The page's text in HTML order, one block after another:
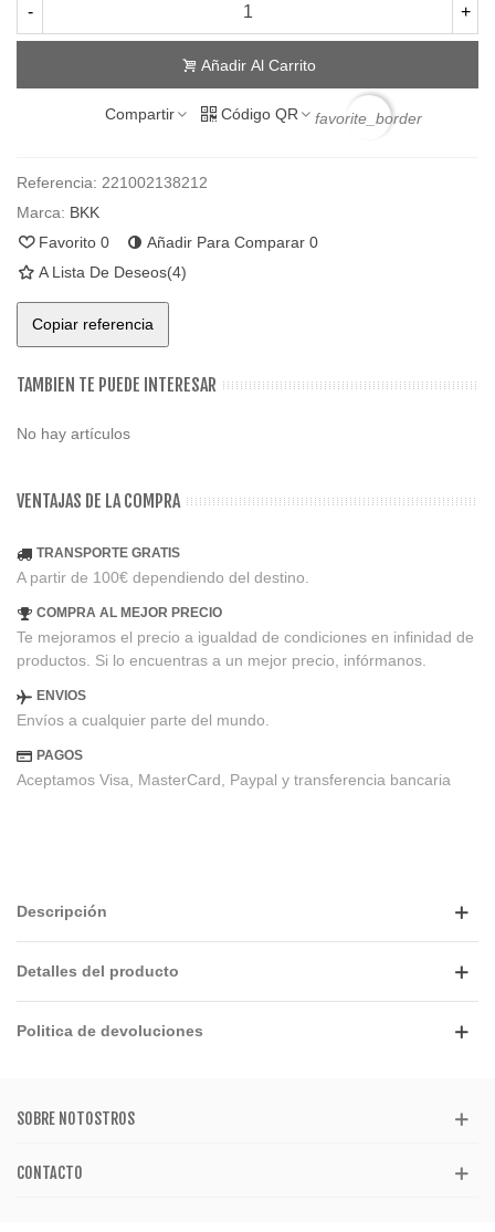
- +
Añadir Al Carrito
Compartir Código QR favorite_border
Referencia: 221002138212
Marca: BKK
Favorito 0 Añadir Para Comparar 0
A Lista De Deseos(4)
Copiar referencia
TAMBIEN TE PUEDE INTERESAR
No hay artículos
VENTAJAS DE LA COMPRA
TRANSPORTE GRATIS
A partir de 100€ dependiendo del destino.
COMPRA AL MEJOR PRECIO
Te mejoramos el precio a igualdad de condiciones en infinidad de
productos. Si lo encuentras a un mejor precio, infórmanos.
ENVIOS
Envíos a cualquier parte del mundo.
PAGOS
Aceptamos Visa, MasterCard, Paypal y transferencia bancaria
Descripción
Detalles del producto
Politica de devoluciones
SOBRE NOTOSTROS
CONTACTO